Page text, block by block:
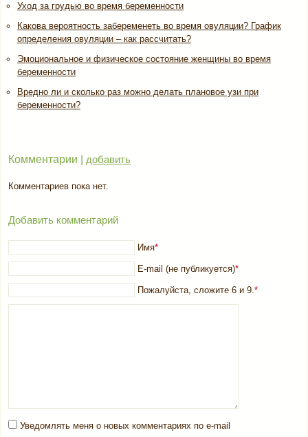
Уход за грудью во время беременности
Какова вероятность забеременеть во время овуляции? График
определения овуляции – как рассчитать?
Эмоциональное и физическое состояние женщины во время
беременности
Вредно ли и сколько раз можно делать плановое узи при
беременности?
Комментарии | добавить
Комментариев пока нет.
Добавить комментарий
Имя*
E-mail (не публикуется)*
Пожалуйста, сложите 6 и 9.*
Уведомлять меня о новых комментариях по e-mail